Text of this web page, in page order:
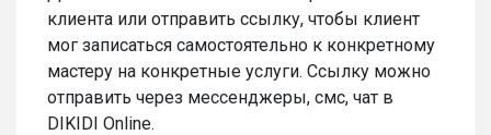
клиента или отправить ссылку, чтобы клиент
мог записаться самостоятельно к конкретному
мастеру на конкретные услуги. Ссылку можно
отправить через мессенджеры, смс, чат в
DIKIDI Online.